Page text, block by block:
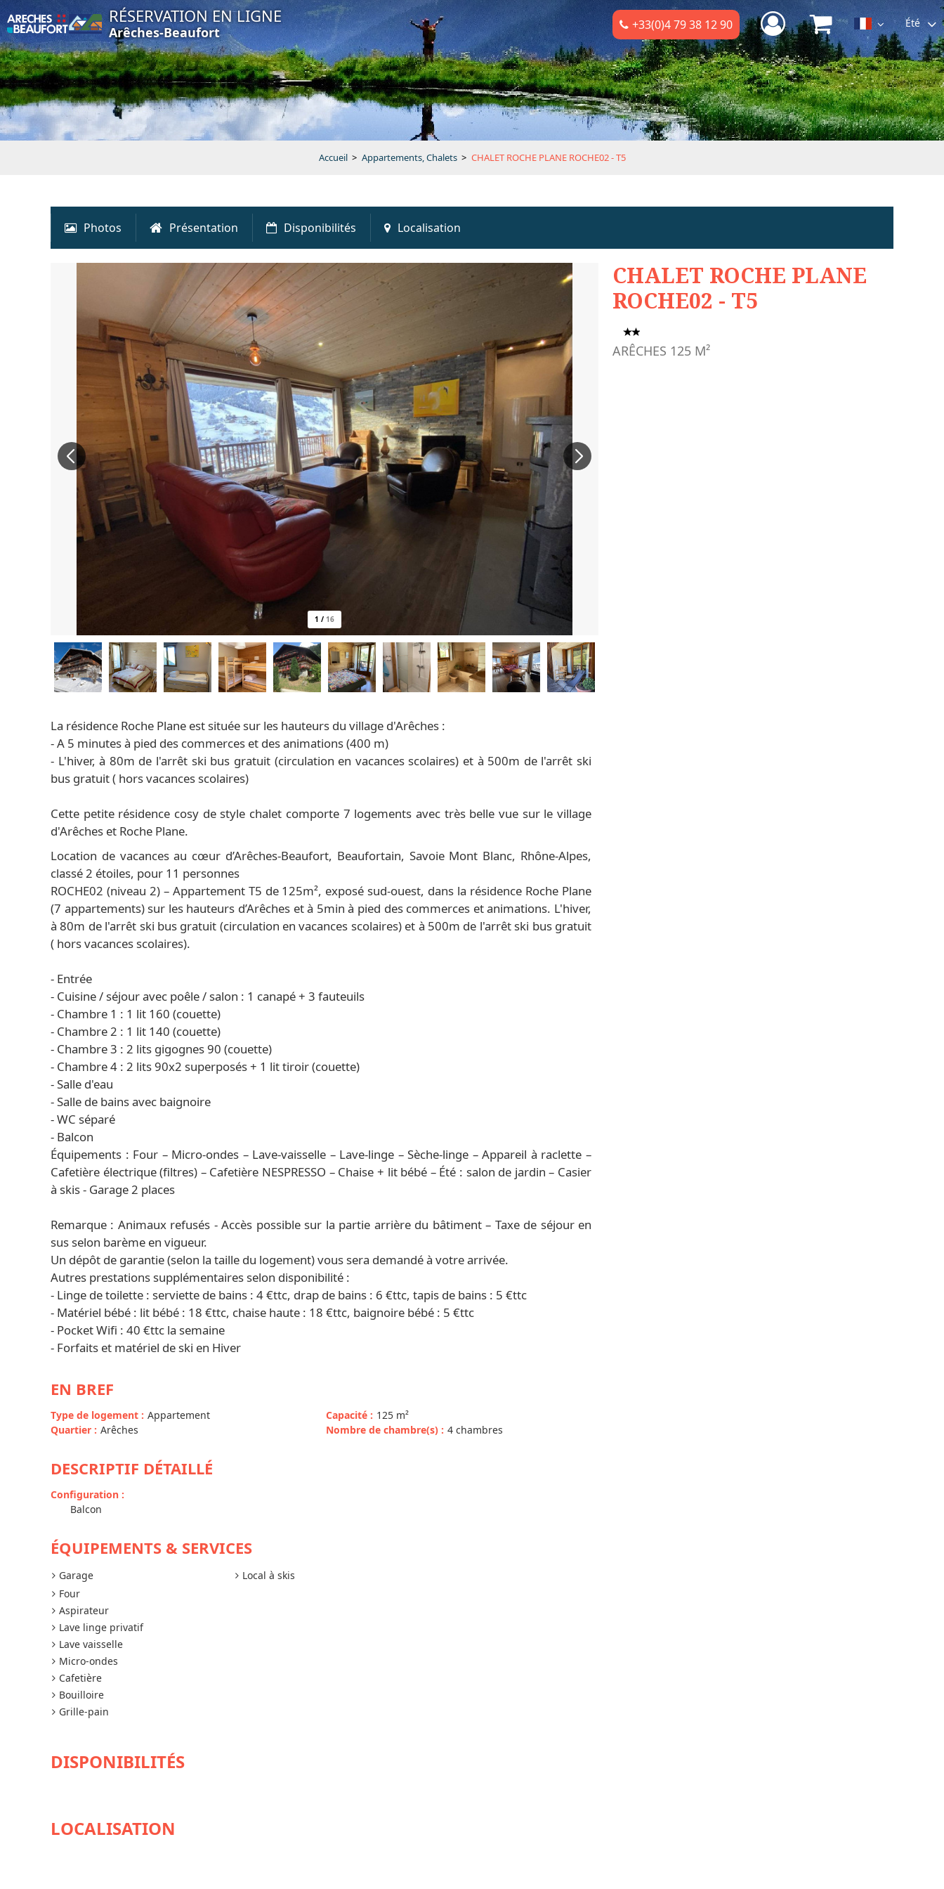
RÉSERVATION EN LIGNE
Arêches-Beaufort +33(0)4 79 38 12 90 Été
Accueil > Appartements, Chalets > CHALET ROCHE PLANE ROCHE02 - T5
Photos Présentation Disponibilités Localisation
1 / 16
CHALET ROCHE PLANE
ROCHE02 - T5
ARÊCHES 125 M²
La résidence Roche Plane est située sur les hauteurs du village d'Arêches :
- A 5 minutes à pied des commerces et des animations (400 m)
- L'hiver, à 80m de l'arrêt ski bus gratuit (circulation en vacances scolaires) et à 500m de l'arrêt ski
bus gratuit ( hors vacances scolaires)
Cette petite résidence cosy de style chalet comporte 7 logements avec très belle vue sur le village
d'Arêches et Roche Plane.
Location de vacances au cœur d’Arêches-Beaufort, Beaufortain, Savoie Mont Blanc, Rhône-Alpes,
classé 2 étoiles, pour 11 personnes
ROCHE02 (niveau 2) – Appartement T5 de 125m², exposé sud-ouest, dans la résidence Roche Plane
(7 appartements) sur les hauteurs d’Arêches et à 5min à pied des commerces et animations. L'hiver,
à 80m de l'arrêt ski bus gratuit (circulation en vacances scolaires) et à 500m de l'arrêt ski bus gratuit
( hors vacances scolaires).
- Entrée
- Cuisine / séjour avec poêle / salon : 1 canapé + 3 fauteuils
- Chambre 1 : 1 lit 160 (couette)
- Chambre 2 : 1 lit 140 (couette)
- Chambre 3 : 2 lits gigognes 90 (couette)
- Chambre 4 : 2 lits 90x2 superposés + 1 lit tiroir (couette)
- Salle d'eau
- Salle de bains avec baignoire
- WC séparé
- Balcon
Équipements : Four – Micro-ondes – Lave-vaisselle – Lave-linge – Sèche-linge – Appareil à raclette –
Cafetière électrique (filtres) – Cafetière NESPRESSO – Chaise + lit bébé – Été : salon de jardin – Casier
à skis - Garage 2 places
Remarque : Animaux refusés - Accès possible sur la partie arrière du bâtiment – Taxe de séjour en
sus selon barème en vigueur.
Un dépôt de garantie (selon la taille du logement) vous sera demandé à votre arrivée.
Autres prestations supplémentaires selon disponibilité :
- Linge de toilette : serviette de bains : 4 €ttc, drap de bains : 6 €ttc, tapis de bains : 5 €ttc
- Matériel bébé : lit bébé : 18 €ttc, chaise haute : 18 €ttc, baignoire bébé : 5 €ttc
- Pocket Wifi : 40 €ttc la semaine
- Forfaits et matériel de ski en Hiver
EN BREF
Type de logement : Appartement
Quartier : Arêches
Capacité : 125 m²
Nombre de chambre(s) : 4 chambres
DESCRIPTIF DÉTAILLÉ
Configuration :
Balcon
ÉQUIPEMENTS & SERVICES
Garage
Four
Aspirateur
Lave linge privatif
Lave vaisselle
Micro-ondes
Cafetière
Bouilloire
Grille-pain
Local à skis
DISPONIBILITÉS